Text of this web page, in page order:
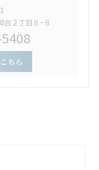
台２丁目８−８
ちら